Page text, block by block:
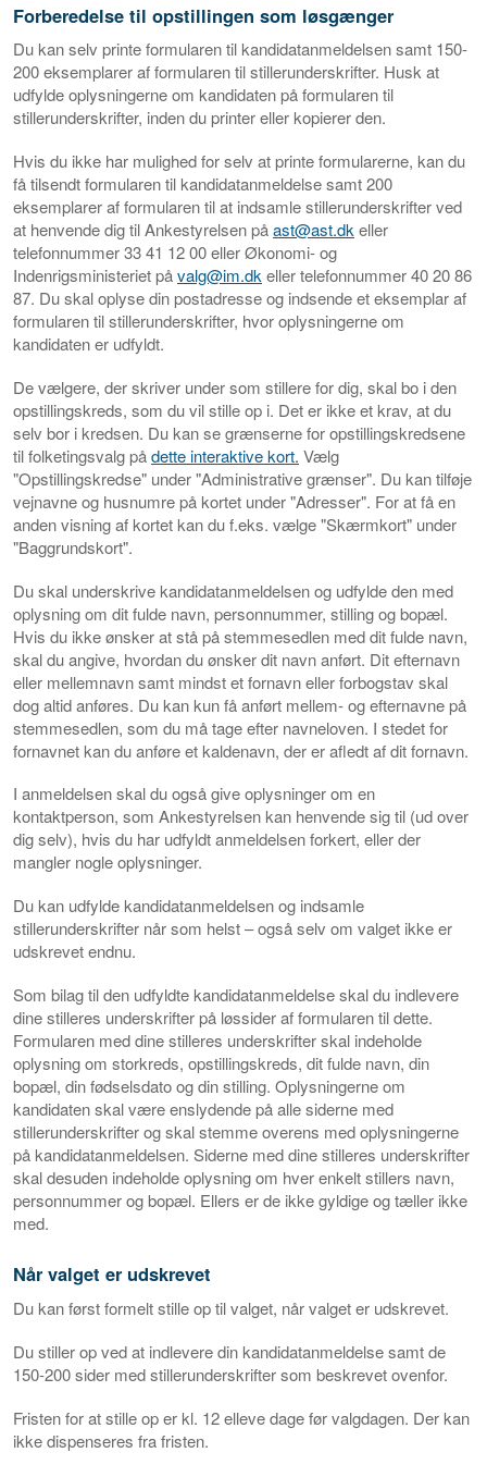
Forberedelse til opstillingen som løsgænger
Du kan selv printe formularen til kandidatanmeldelsen samt 150-
200 eksemplarer af formularen til stillerunderskrifter. Husk at
udfylde oplysningerne om kandidaten på formularen til
stillerunderskrifter, inden du printer eller kopierer den.
Hvis du ikke har mulighed for selv at printe formularerne, kan du
få tilsendt formularen til kandidatanmeldelse samt 200
eksemplarer af formularen til at indsamle stillerunderskrifter ved
at henvende dig til Ankestyrelsen påast@ast.dkeller
telefonnummer 33 41 12 00 eller Økonomi- og
Indenrigsministeriet påvalg@im.dkeller telefonnummer 40 20 86
87. Du skal oplyse din postadresse og indsende et eksemplar af
formularen til stillerunderskrifter, hvor oplysningerne om
kandidaten er udfyldt.
De vælgere, der skriver under som stillere for dig, skal bo i den
opstillingskreds, som du vil stille op i. Det er ikke et krav, at du
selv bor i kredsen. Du kan se grænserne for opstillingskredsene
til folketingsvalg pådette interaktive kort. Vælg
"Opstillingskredse" under "Administrative grænser". Du kan tilføje
vejnavne og husnumre på kortet under "Adresser". For at få en
anden visning af kortet kan du f.eks. vælge "Skærmkort" under
"Baggrundskort".
Du skal underskrive kandidatanmeldelsen og udfylde den med
oplysning om dit fulde navn, personnummer, stilling og bopæl.
Hvis du ikke ønsker at stå på stemmesedlen med dit fulde navn,
skal du angive, hvordan du ønsker dit navn anført. Dit efternavn
eller mellemnavn samt mindst et fornavn eller forbogstav skal
dog altid anføres. Du kan kun få anført mellem- og efternavne på
stemmesedlen, som du må tage efter navneloven. I stedet for
fornavnet kan du anføre et kaldenavn, der er afledt af dit fornavn.
I anmeldelsen skal du også give oplysninger om en
kontaktperson, som Ankestyrelsen kan henvende sig til (ud over
dig selv), hvis du har udfyldt anmeldelsen forkert, eller der
mangler nogle oplysninger.
Du kan udfylde kandidatanmeldelsen og indsamle
stillerunderskrifter når som helst – også selv om valget ikke er
udskrevet endnu.
Som bilag til den udfyldte kandidatanmeldelse skal du indlevere
dine stilleres underskrifter på løssider af formularen til dette.
Formularen med dine stilleres underskrifter skal indeholde
oplysning om storkreds, opstillingskreds, dit fulde navn, din
bopæl, din fødselsdato og din stilling. Oplysningerne om
kandidaten skal være enslydende på alle siderne med
stillerunderskrifter og skal stemme overens med oplysningerne
på kandidatanmeldelsen. Siderne med dine stilleres underskrifter
skal desuden indeholde oplysning om hver enkelt stillers navn,
personnummer og bopæl. Ellers er de ikke gyldige og tæller ikke
med.
Når valget er udskrevet
Du kan først formelt stille op til valget, når valget er udskrevet.
Du stiller op ved at indlevere din kandidatanmeldelse samt de
150-200 sider med stillerunderskrifter som beskrevet ovenfor.
Fristen for at stille op er kl. 12 elleve dage før valgdagen. Der kan
ikke dispenseres fra fristen.